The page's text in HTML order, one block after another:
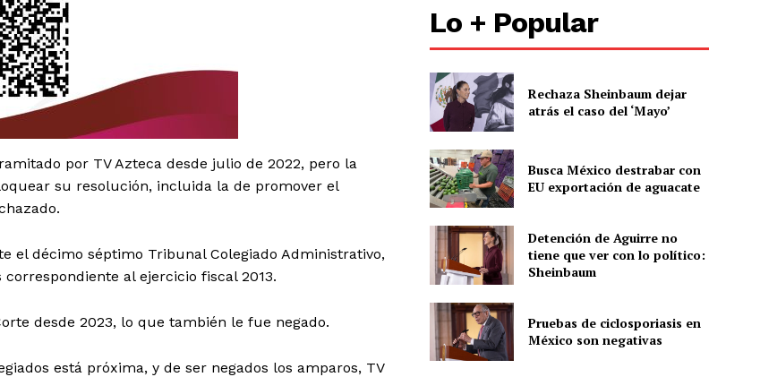
Empresa
Contacto
Política de privacidad
Políticas del Sitio
Mi cuenta
por TV Azteca desde julio de 2022, pero la
su resolución, incluida la de promover el
el décimo séptimo Tribunal Colegiado Administrativo,
al ejercicio fiscal 2013.
desde 2023, lo que también le fue negado.
está próxima, y de ser negados los amparos, TV
Lo + Popular
Rechaza Sheinbaum dejar
atrás el caso del ‘Mayo’
Busca México destrabar con
EU exportación de aguacate
Detención de Aguirre no
tiene que ver con lo político:
Sheinbaum
Pruebas de ciclosporiasis en
México son negativas